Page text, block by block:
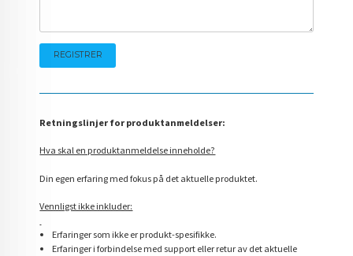
Retningslinjer for produktanmeldelser:
Hva skal en produktanmeldelse inneholde?
Din egen erfaring med fokus på det aktuelle produktet.
Vennligst ikke inkluder:
Erfaringer som ikke er produkt-spesifikke.
Erfaringer i forbindelse med support eller retur av det aktuelle